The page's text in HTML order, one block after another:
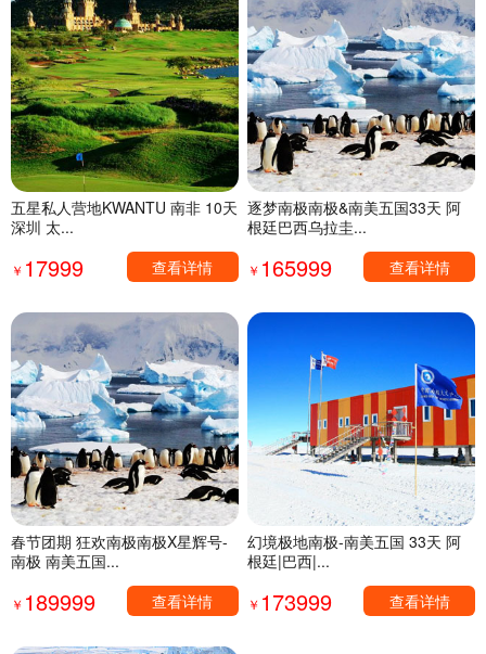
五星私人营地KWANTU 南非 10天
深圳 太...
￥ 17999 查看详情
逐梦南极南极&南美五国33天 阿
根廷巴西乌拉圭...
￥ 165999 查看详情
春节团期 狂欢南极南极X星辉号-
南极 南美五国...
￥ 189999 查看详情
幻境极地南极-南美五国 33天 阿
根廷|巴西|...
￥ 173999 查看详情